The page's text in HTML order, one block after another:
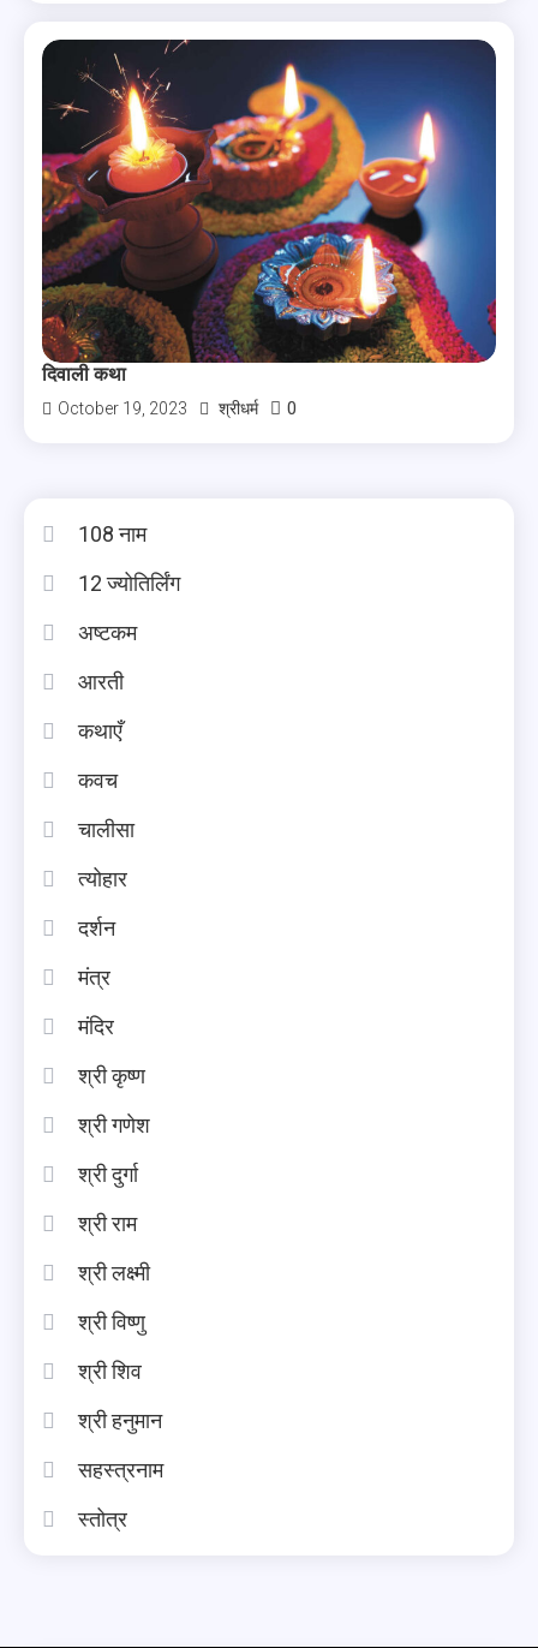
दिवाली कथा
October 19, 2023 श्रीधर्म 0
108 नाम
12 ज्योतिर्लिंग
अष्टकम
आरती
कथाएँ
कवच
चालीसा
त्योहार
दर्शन
मंत्र
मंदिर
श्री कृष्ण
श्री गणेश
श्री दुर्गा
श्री राम
श्री लक्ष्मी
श्री विष्णु
श्री शिव
श्री हनुमान
सहस्त्रनाम
स्तोत्र